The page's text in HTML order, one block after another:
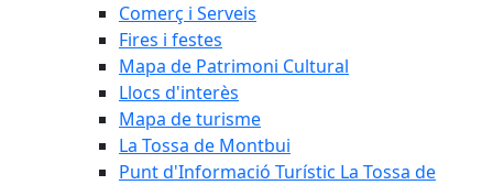
Comerç i Serveis
Fires i festes
Mapa de Patrimoni Cultural
Llocs d'interès
Mapa de turisme
La Tossa de Montbui
Punt d'Informació Turístic La Tossa de